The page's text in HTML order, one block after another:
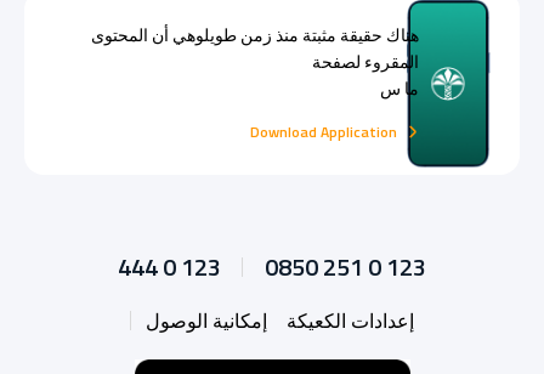
هناك حقيقة مثبتة منذ زمن طويلوهي أن المحتوى
المقروء لصفحة
ما س
Download Application
444 0 123 0850 251 0 123
إعدادات الكعيكة إمكانية الوصول